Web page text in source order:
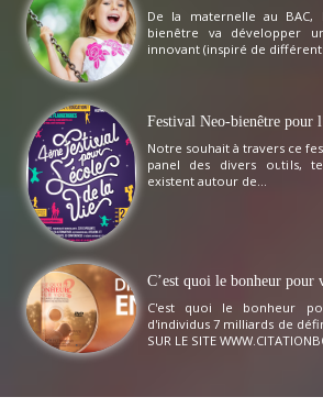
De la maternelle au
bienêtre va développer
innovant (inspiré de
Festival Neo-bienêtre pour
Notre souhait à travers ce
panel des divers outils,
existent autour de...
C’est quoi le bonheur pour
C'est quoi le bonheur
d'individus 7 milliards de
SUR LE SITE